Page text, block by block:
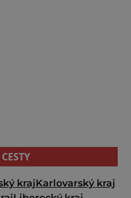
krajKarlovarský kraj